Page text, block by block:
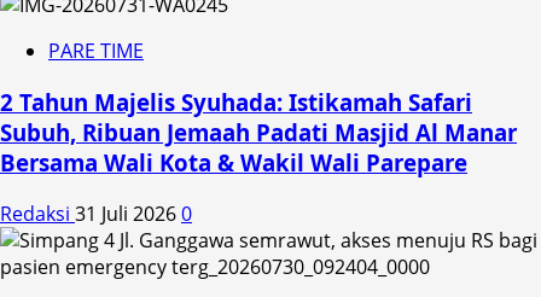
PARE TIME
2 Tahun Majelis Syuhada: Istikamah Safari
Subuh, Ribuan Jemaah Padati Masjid Al Manar
Bersama Wali Kota & Wakil Wali Parepare
Redaksi 31 Juli 20260